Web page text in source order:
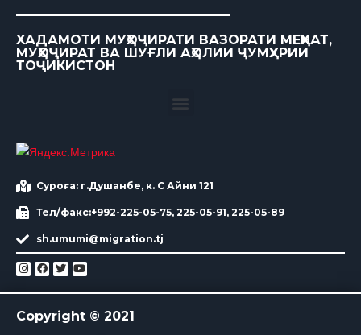
ХАДАМОТИ МУҲОҶИРАТИ ВАЗОРАТИ МЕҲНАТ,
МУҲОҶИРАТ ВА ШУҒЛИ АҲОЛИИ ҶУМҲУРИИ
ТОҶИКИСТОН
Суроға: г.Душанбе, к. С Айни 121
Тел/факс:+992-225-05-75, 225-05-91, 225-05-89
sh.umumi@migration.tj
Copyright © 2021